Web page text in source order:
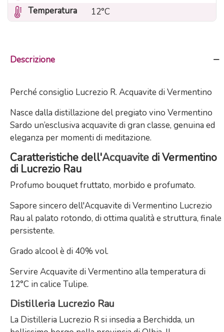
Temperatura
12°C
Descrizione
Perché consiglio Lucrezio R. Acquavite di Vermentino
Nasce dalla distillazione del pregiato vino Vermentino
Sardo un’esclusiva acquavite di gran classe, genuina ed
eleganza per momenti di meditazione.
Caratteristiche dell'Acquavite di Vermentino
di Lucrezio Rau
Profumo bouquet fruttato, morbido e profumato.
Sapore sincero dell'Acquavite di Vermentino Lucrezio
Rau al palato rotondo, di ottima qualità e struttura, finale
persistente.
Grado alcool è di 40% vol.
Servire Acquavite di Vermentino alla temperatura di
12°C in calice Tulipe.
Distilleria Lucrezio Rau
La Distilleria Lucrezio R si insedia a Berchidda, un